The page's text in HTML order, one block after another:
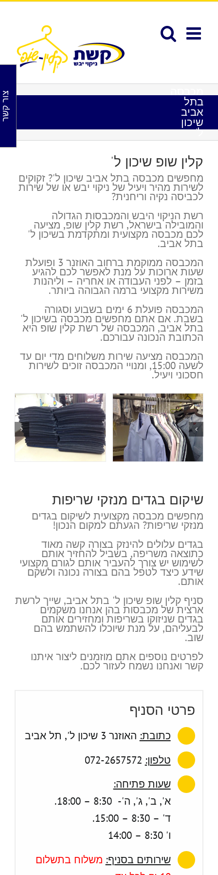
פתח סרגל נגישות
דלג
בתל
אביב
שיכון
ל'
קלין שופ שיכון ל'
מחפשים מכבסה בתל אביב שיכון ל'? זקוקים
לשירות מהיר ויעיל של ניקוי יבש או של שירות
לכביסה נקיה וריחנית?
רשת הניקוי היבש והמכבסות הגדולה
והמובילה בישראל, רשת קלין שופ, מציעה
לכם מכבסה מקצועית ומתקדמת בשיכון ל'
בתל אביב.
המכבסה ממוקמת ברחוב האוזנר 3 ופועלת
שעות ארוכות על מנת לאפשר לכם להגיע
בזמן – לפני העבודה או אחריה – וליהנות
משירות מקצועי ברמה הגבוהה ביותר.
המכבסה פועלת 6 ימים בשבוע וסגורה
בשבת. אם אתם מחפשים מכבסה בשיכון ל'
בתל אביב, המכבסה של רשת קלין שופ היא
הכתובת הנכונה עבורכם.
המכבסה מציעה שירות משלוחים מדי יום עד
לשעה 15:00, ומנויי המכבסה זוכים לשירות
חסכוני ויעיל.
שיקום בגדים מנזקי שריפות
מחפשים מכבסה מקצועית לשיקום בגדים
מנזקי שריפות? הגעתם למקום הנכון!
בגדים עלולים להינזק בצורה קשה מאוד
כתוצאה משריפה, בשביל להחזיר אותם
לשימוש יש צורך להעביר אותם לגורם מקצועי
שידע כיצד לטפל בהם בצורה נכונה ולשקם
אותם.
סניף קלין שופ שיכון ל' בתל אביב, שייך לרשת
ארצית של מכבסות בהן אנחנו משקמים
בגדים שניזוקו בשריפות ומחזירים אותם
לבעליהם, על מנת שיוכלו להשתמש בהם
שוב.
לפרטים נוספים אתם מוזמנים ליצור איתנו
קשר ואנחנו נשמח לעזור לכם.
פרטי הסניף
כתובת: האוזנר 3 שיכון ל', תל אביב
טלפון:
שעות פתיחה:
א', ב', ג', ה'- 8:30 – 18:00.
ד' – 8:30 – 15:00.
ו' 8:30 – 14:00
שירותים בסניף: משלוח בתשלום
צור קשר